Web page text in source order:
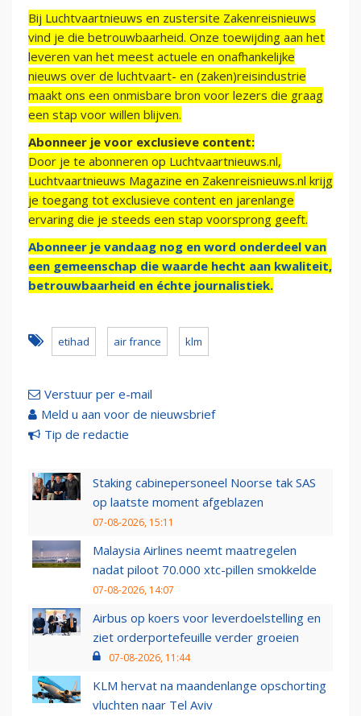
Bij Luchtvaartnieuws en zustersite Zakenreisnieuws
vind je die betrouwbaarheid. Onze toewijding aan het
leveren van het meest actuele en onafhankelijke
nieuws over de luchtvaart- en (zaken)reisindustrie
maakt ons een onmisbare bron voor lezers die graag
een stap voor willen blijven.
Abonneer je voor exclusieve content:
Door je te abonneren op Luchtvaartnieuws.nl,
Luchtvaartnieuws Magazine en Zakenreisnieuws.nl krijg
je toegang tot exclusieve content en jarenlange
ervaring die je steeds een stap voorsprong geeft.
Abonneer je vandaag nog en word onderdeel van
een gemeenschap die waarde hecht aan kwaliteit,
betrouwbaarheid en échte journalistiek.
etihad air france klm
Verstuur per e-mail
Meld u aan voor de nieuwsbrief
Tip de redactie
Staking cabinepersoneel Noorse tak SAS
op laatste moment afgeblazen
07-08-2026, 15:11
Malaysia Airlines neemt maatregelen
nadat piloot 70.000 xtc-pillen smokkelde
07-08-2026, 14:07
Airbus op koers voor leverdoelstelling en
ziet orderportefeuille verder groeien
07-08-2026, 11:44
KLM hervat na maandenlange opschorting
vluchten naar Tel Aviv